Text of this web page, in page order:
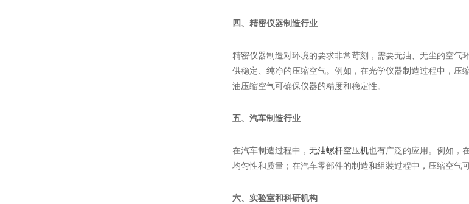
四、精密仪器制造行业
精密仪器制造对环境的要求非常苛刻，需要无油、无尘的空
供稳定、纯净的压缩空气。例如，在光学仪器制造过程中，
油压缩空气可确保仪器的精度和稳定性。
五、汽车制造行业
在汽车制造过程中， 无油螺杆空压机也有广泛的应用。例如，
均匀性和质量；在汽车零部件的制造和组装过程中，压缩空气
六、实验室和科研机构